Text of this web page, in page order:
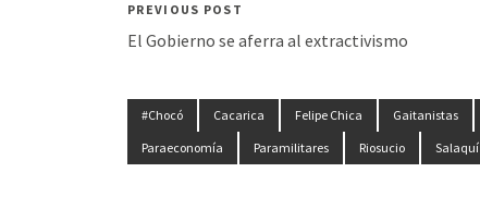
PREVIOUS POST
El Gobierno se aferra al extractivismo
#Chocó Cacarica Felipe Chica Gaitanistas
Paraeconomía
Paramilitares Riosucio Salaquí